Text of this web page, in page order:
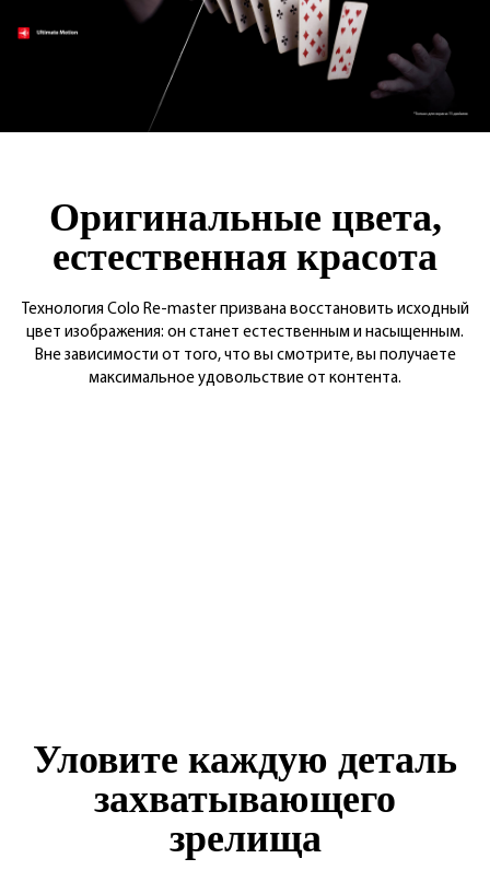
Оригинальные цвета,
естественная красота
Технология Colo Re-master призвана восстановить исходный
цвет изображения: он станет естественным и насыщенным.
Вне зависимости от того, что вы смотрите, вы получаете
максимальное удовольствие от контента.
Уловите каждую деталь
захватывающего
зрелища